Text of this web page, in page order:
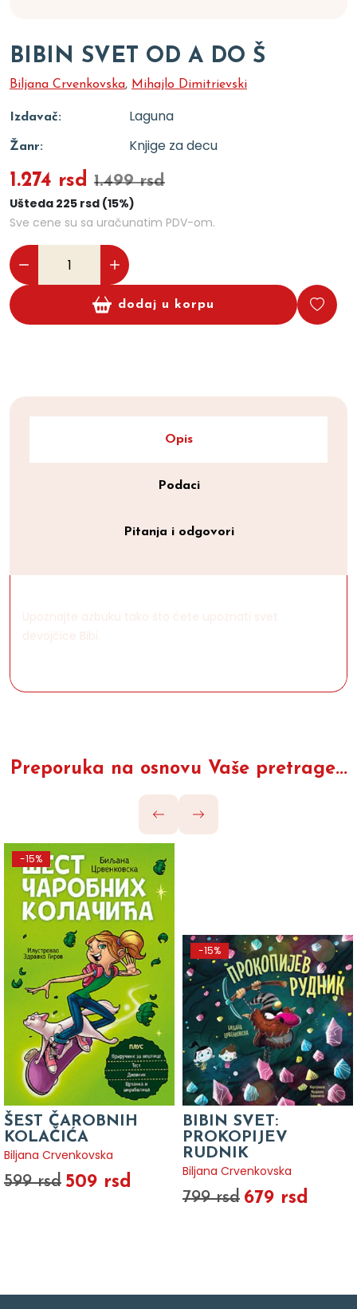
BIBIN SVET OD A DO Š
Biljana Crvenkovska, Mihajlo Dimitrievski
Izdavač: Laguna
Žanr: Knjige za decu
1.274 rsd 1.499 rsd
Ušteda 225 rsd (15%)
Sve cene su sa uračunatim PDV-om.
dodaj u korpu
Opis
Podaci
Pitanja i odgovori
Upoznajte azbuku tako što ćete upoznati svet
devojčice Bibi.
Preporuka na osnovu Vaše pretrage...
-15%
ŠEST ČAROBNIH
KOLAČIĆA
Biljana Crvenkovska
599 rsd 509 rsd
-15%
BIBIN SVET:
PROKOPIJEV
RUDNIK
Biljana Crvenkovska
799 rsd 679 rsd